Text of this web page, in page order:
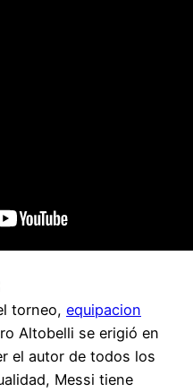
torneo, equipacion
Altobelli se erigió en
el autor de todos los
Messi tiene